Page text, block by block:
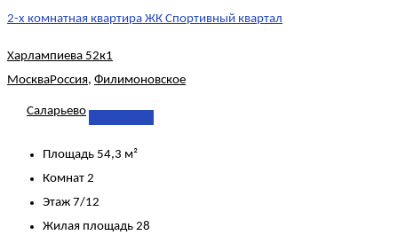
2-х комнатная квартира ЖК Спортивный квартал
Харлампиева 52к1
МоскваРоссия, Филимоновское
Саларьево
Площадь 54,3 м²
Комнат 2
Этаж 7/12
Жилая площадь 28